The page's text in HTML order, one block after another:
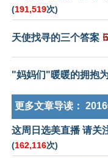
(191,519次)
天使找寻的三个答案
"妈妈们"暖暖的拥抱
更多文章导读：
这周日选美直播 请关
(162,116次)